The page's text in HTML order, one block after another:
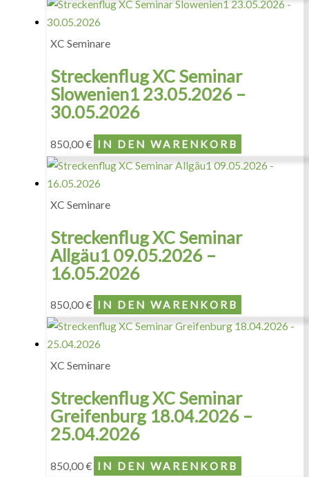
XC Seminare
Streckenflug XC Seminar
Slowenien1 23.05.2026 –
30.05.2026
850,00€ IN DEN WARENKORB
XC Seminare
Streckenflug XC Seminar
Allgäu1 09.05.2026 –
16.05.2026
850,00€ IN DEN WARENKORB
XC Seminare
Streckenflug XC Seminar
Greifenburg 18.04.2026 –
25.04.2026
850,00€ IN DEN WARENKORB